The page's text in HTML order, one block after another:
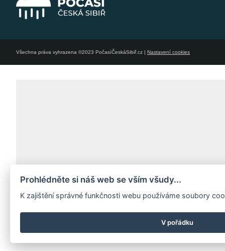
Všechna práva vyhrazena ©2023 PočasíČeskáSibiř.cz | Nastavení cookies
Prohlédněte si náš web se vším všudy...
K zajištění správné funkčnosti webu používáme soubory
V pořádku